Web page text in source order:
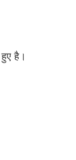
है।